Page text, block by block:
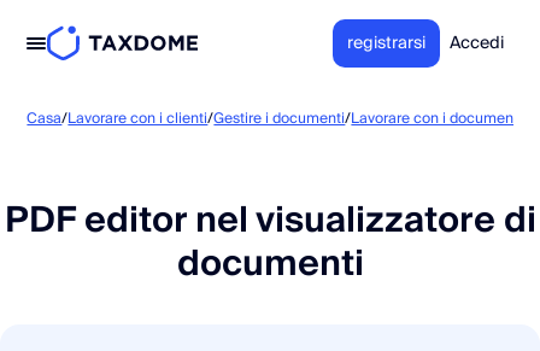
registrarsi Accedi
Casa/Lavorare con i clienti/Gestire i documenti/Lavorare con i documenti
PDF editor nel visualizzatore di
documenti